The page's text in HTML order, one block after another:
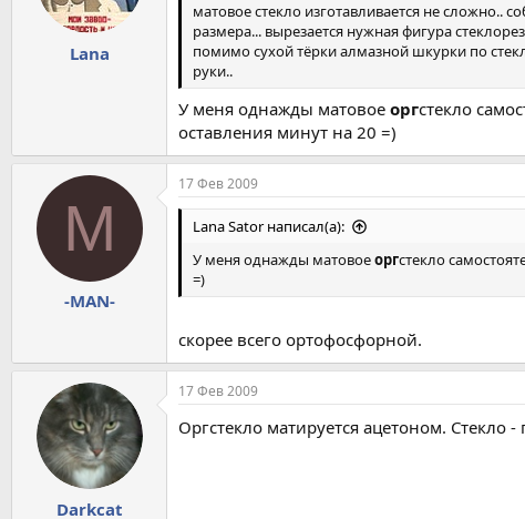
Lana
матовое стекло изготавливается не сложно..
размера... вырезается нужная фигура
помимо сухой тёрки алмазной шкурки по
руки..
У меня однажды матовое оргстекло
оставления минут на 20 =)
M
-MAN-
17 Фев 2009
Lana Sator написал(а):
У меня однажды матовоеоргстекло
=)
скорее всего ортофосфорной.
Darkcat
17 Фев 2009
Оргстекло матируется ацетоном. Стекло